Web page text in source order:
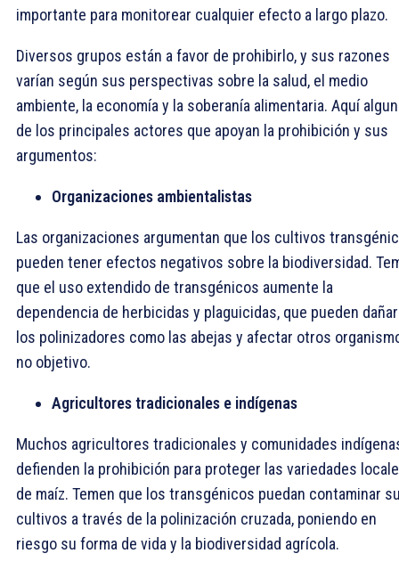
importante para monitorear cualquier efecto a largo plazo.
Diversos grupos están a favor de prohibirlo, y sus razones
varían según sus perspectivas sobre la salud, el medio
ambiente, la economía y la soberanía alimentaria. Aquí
de los principales actores que apoyan la prohibición y sus
argumentos:
Organizaciones ambientalistas
Las organizaciones argumentan que los cultivos
pueden tener efectos negativos sobre la biodiversidad.
que el uso extendido de transgénicos aumente la
dependencia de herbicidas y plaguicidas, que pueden
los polinizadores como las abejas y afectar otros
no objetivo.
Agricultores tradicionales e indígenas
Muchos agricultores tradicionales y comunidades
defienden la prohibición para proteger las variedades
de maíz. Temen que los transgénicos puedan contaminar
cultivos a través de la polinización cruzada, poniendo en
riesgo su forma de vida y la biodiversidad agrícola.